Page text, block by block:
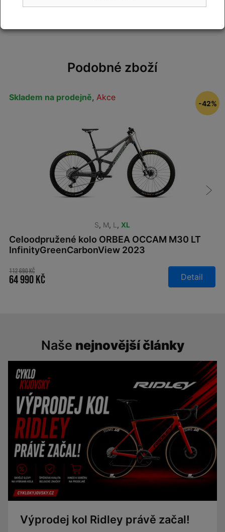
Podobné zboží
Skladem na prodejně, Akce
S, M, L, XL
Celoodpružené kolo ORBEA OCCAM M30 LT
InfinityGreenCarbonView 2023
-42%
112 690 Kč
64 990 Kč Detail
Naše nejnovější články
Výprodej kol Ridley právě začal!